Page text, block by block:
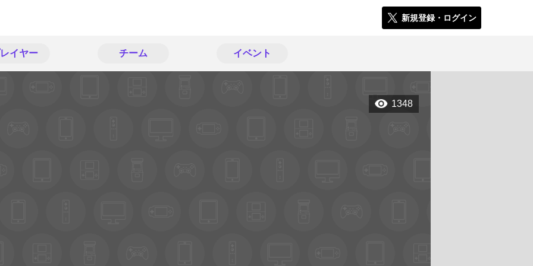
新規登録・ログイン
イヤー チーム イベント
1348